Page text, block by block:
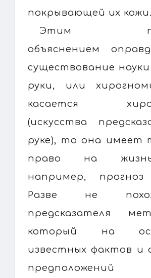
покрывающей их кожи.
Этим
объяснением
существование
руки, или
касается
(искусства
руке), то она имеет
право на
например, прогноз
Разве не
предсказателя
который на
известных фактов и
предположений